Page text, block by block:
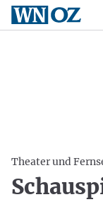
Theater und